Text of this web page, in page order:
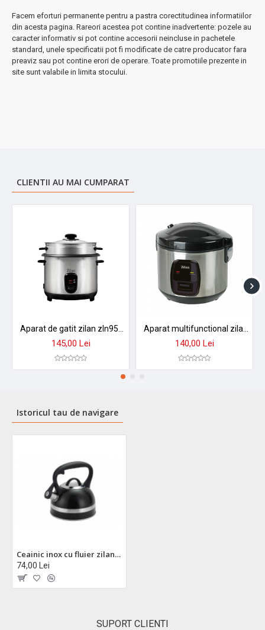
• Culoare: Negru elegant
• Capacitate: 3 litri
• Compatibil: Toate tipurile de plite
• Întreținere: Ușor de curățat
★ De ce să alegi Zilan ZLN1283?
Facem eforturi permanente pentru a pastra corectitudinea informatiilor
din acesta pagina. Rareori acestea pot contine inadvertente: pozele au
caracter informativ si pot contine accesorii neincluse in pachetele
standard, unele specificatii pot fi modificate de catre producator fara
preaviz sau pot contine erori de operare. Toate promotiile prezente in
site sunt valabile in limita stocului.
CLIENTII AU MAI CUMPARAT
145,00 Lei 140,00 Lei
Istoricul tau de navigare
Ceainic inox cu fluier zilan zln1283 - 3l, negru, universal gaz/ electric/ inductie
74,00 Lei
SUPORT CLIENTI